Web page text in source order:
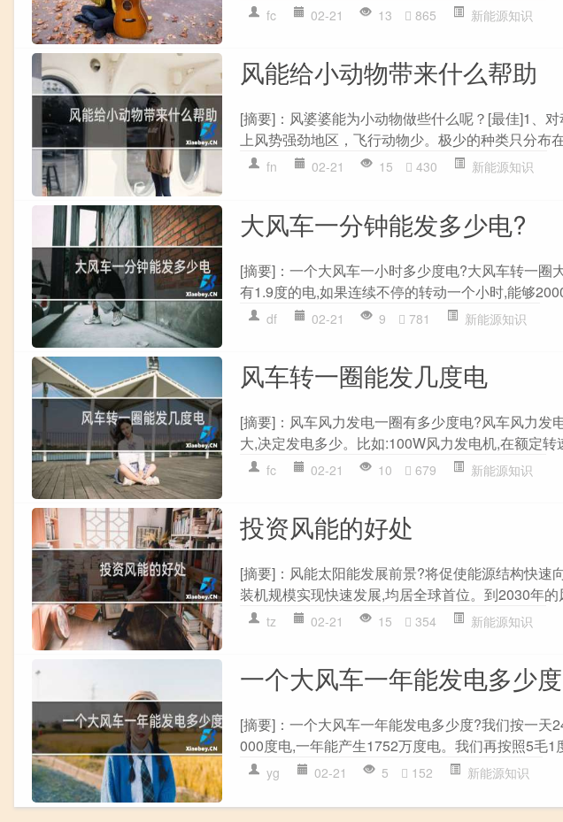
fc 02-21 13 865 新能源知识
风能给小动物带来什么帮助
[摘要]：风婆婆能为小动物做些什么呢？[最佳]1、
上风势强劲地区，飞行动物少。极少的种类只分布
fn 02-21 15 430 新能源知识
大风车一分钟能发多少电?
[摘要]：一个大风车一小时多少度电?大风车转一
有1.9度的电,如果连续不停的转动一个小时,能够
df 02-21 9 781 新能源知识
风车转一圈能发几度电
[摘要]：风车风力发电一圈有多少度电?风车风力
大,决定发电多少。比如:100W风力发电机,在额定转
fc 02-21 10 679 新能源知识
投资风能的好处
[摘要]：风能太阳能发展前景?将促使能源结构快
装机规模实现快速发展,均居全球首位。到2030年的
tz 02-21 15 354 新能源知识
一个大风车一年能发电多少度
[摘要]：一个大风车一年能发电多少度?我们按一
000度电,一年能产生1752万度电。我们再按照5毛1
yg 02-21 5 152 新能源知识